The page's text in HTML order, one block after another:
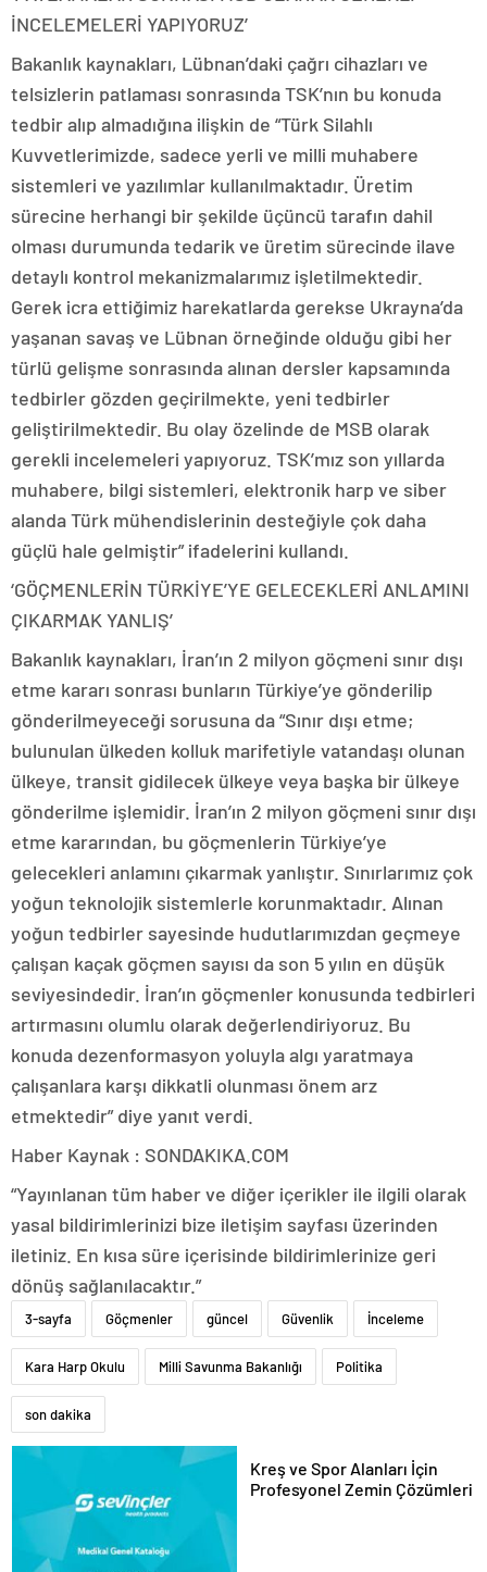
İNCELEMELERİ YAPIYORUZ’
Bakanlık kaynakları, Lübnan’daki çağrı cihazları ve
telsizlerin patlaması sonrasında TSK’nın bu konuda
tedbir alıp almadığına ilişkin de “Türk Silahlı
Kuvvetlerimizde, sadece yerli ve milli muhabere
sistemleri ve yazılımlar kullanılmaktadır. Üretim
sürecine herhangi bir şekilde üçüncü tarafın dahil
olması durumunda tedarik ve üretim sürecinde ilave
detaylı kontrol mekanizmalarımız işletilmektedir.
Gerek icra ettiğimiz harekatlarda gerekse Ukrayna’da
yaşanan savaş ve Lübnan örneğinde olduğu gibi her
türlü gelişme sonrasında alınan dersler kapsamında
tedbirler gözden geçirilmekte, yeni tedbirler
geliştirilmektedir. Bu olay özelinde de MSB olarak
gerekli incelemeleri yapıyoruz. TSK’mız son yıllarda
muhabere, bilgi sistemleri, elektronik harp ve siber
alanda Türk mühendislerinin desteğiyle çok daha
güçlü hale gelmiştir” ifadelerini kullandı.
‘GÖÇMENLERİN TÜRKİYE’YE GELECEKLERİ ANLAMINI
ÇIKARMAK YANLIŞ’
Bakanlık kaynakları, İran’ın 2 milyon göçmeni sınır dışı
etme kararı sonrası bunların Türkiye’ye gönderilip
gönderilmeyeceği sorusuna da “Sınır dışı etme;
bulunulan ülkeden kolluk marifetiyle vatandaşı olunan
ülkeye, transit gidilecek ülkeye veya başka bir ülkeye
gönderilme işlemidir. İran’ın 2 milyon göçmeni sınır dışı
etme kararından, bu göçmenlerin Türkiye’ye
gelecekleri anlamını çıkarmak yanlıştır. Sınırlarımız çok
yoğun teknolojik sistemlerle korunmaktadır. Alınan
yoğun tedbirler sayesinde hudutlarımızdan geçmeye
çalışan kaçak göçmen sayısı da son 5 yılın en düşük
seviyesindedir. İran’ın göçmenler konusunda tedbirleri
artırmasını olumlu olarak değerlendiriyoruz. Bu
konuda dezenformasyon yoluyla algı yaratmaya
çalışanlara karşı dikkatli olunması önem arz
etmektedir” diye yanıt verdi.
Haber Kaynak : SONDAKIKA.COM
“Yayınlanan tüm haber ve diğer içerikler ile ilgili olarak
yasal bildirimlerinizi bize iletişim sayfası üzerinden
iletiniz. En kısa süre içerisinde bildirimlerinize geri
dönüş sağlanılacaktır.”
3-sayfa Göçmenler güncel Güvenlik İnceleme
Kara Harp Okulu Milli Savunma Bakanlığı Politika
son dakika
Kreş ve Spor Alanları İçin
Profesyonel Zemin Çözümleri